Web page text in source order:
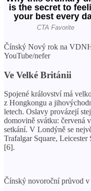
Čínský Nový rok na
YouTube/nefer
Ve Velké Británii
Spojené království má
z Hongkongu a
letech. Oslavy provázejí
domovině svátku: červená
setkání. V Londýně se
Trafalgar Square,
[6].
Čínský novoroční průvod